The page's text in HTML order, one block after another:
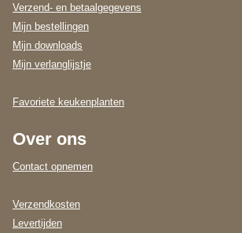
Verzend- en betaalgegevens
Mijn bestellingen
Mijn downloads
Mijn verlanglijstje
Favoriete keukenplanten
Over ons
Contact opnemen
Verzendkosten
Levertijden